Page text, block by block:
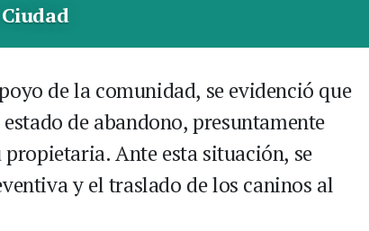
de la comunidad, se evidenció que
de abandono, presuntamente
Ante esta situación, se
y el traslado de los caninos al